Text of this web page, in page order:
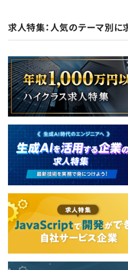
求人特集：人気のテーマ別に